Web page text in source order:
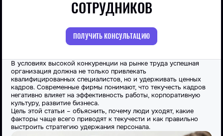
СОТРУДНИКОВ
ПОЛУЧИТЬ КОНСУЛЬТАЦИЮ
В условиях высокой конкуренции на рынке труда успешная
организация должна не только привлекать
квалифицированных специалистов, но и удерживать ценных
кадров. Современные фирмы понимают, что текучесть кадров
негативно влияет на эффективность работы, корпоративную
культуру, развитие бизнеса.
Цель этой статьи – объяснить, почему люди уходят, какие
факторы чаще всего приводят к текучести и как правильно
выстроить стратегию удержания персонала.